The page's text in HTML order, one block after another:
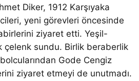
Diker, 1912 Karşıyaka
yeni görevleri öncesinde
ziyaret etti. Yeşil-
çelenk sundu. Birlik beraberlik
Gode Cengiz
ziyaret etmeyi de unutmadı.